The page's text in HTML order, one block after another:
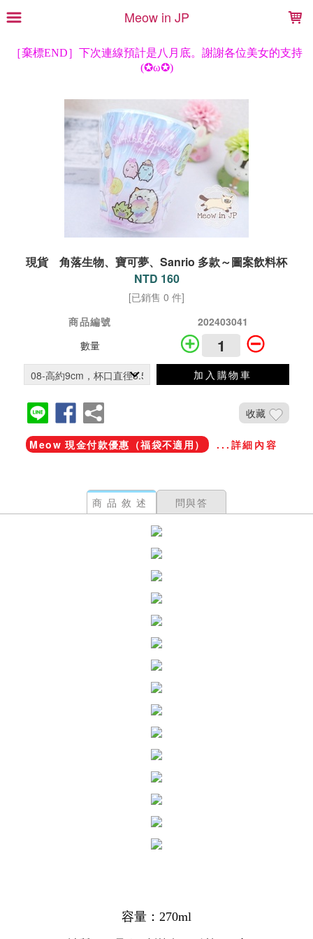
Meow in JP
現貨 角落生物、寶可夢、Sanrio 多款～圖案飲料杯
NTD 160
[已銷售 0 件]
商品編號
202403041
數量
加入購物車
收藏
Meow 現金付款優惠（福袋不適用） ...詳細內容
商品敘述 問與答